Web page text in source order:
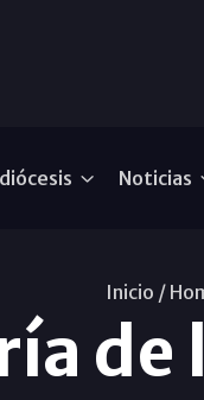
Noticias
Inicio /
de